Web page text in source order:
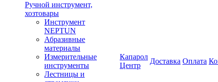
Ручной инструмент,
хозтовары
Инструмент
NEPTUN
Абразивные
материалы
Измерительные
инструменты
Лестницы и
Капарол
Центр
Доставка Оплата